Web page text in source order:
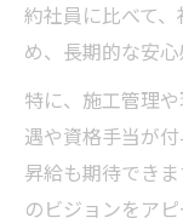
約社員に比べて
め、長期的な安心
特に、施工管理
遇や資格手当が
昇給も期待でき